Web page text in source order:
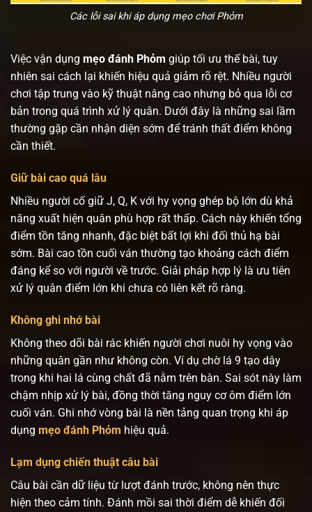
Các lỗi sai khi áp dụng mẹo chơi Phỏm
Việc vận dụng mẹo đánh Phỏm giúp tối ưu thế bài, tuy
nhiên sai cách lại khiến hiệu quả giảm rõ rệt. Nhiều người
chơi tập trung vào kỹ thuật nâng cao nhưng bỏ qua lỗi cơ
bản trong quá trình xử lý quân. Dưới đây là những sai lầm
thường gặp cần nhận diện sớm để tránh thất điểm không
cần thiết.
Giữ bài cao quá lâu
Nhiều người cố giữ J, Q, K với hy vọng ghép bộ lớn dù khả
năng xuất hiện quân phù hợp rất thấp. Cách này khiến tổng
điểm tồn tăng nhanh, đặc biệt bất lợi khi đối thủ hạ bài
sớm. Bài cao tồn cuối ván thường tạo khoảng cách điểm
đáng kể so với người về trước. Giải pháp hợp lý là ưu tiên
xử lý quân điểm lớn khi chưa có liên kết rõ ràng.
Không ghi nhớ bài
Không theo dõi bài rác khiến người chơi nuôi hy vọng vào
những quân gần như không còn. Ví dụ chờ lá 9 tạo dây
trong khi hai lá cùng chất đã nằm trên bàn. Sai sót này làm
chậm nhịp xử lý bài, đồng thời tăng nguy cơ ôm điểm lớn
cuối ván. Ghi nhớ vòng bài là nền tảng quan trọng khi áp
dụng mẹo đánh Phỏm hiệu quả.
Lạm dụng chiến thuật câu bài
Câu bài cần dữ liệu từ lượt đánh trước, không nên thực
hiện theo cảm tính. Đánh mồi sai thời điểm dễ khiến đối